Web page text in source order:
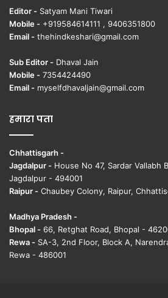
Editor - Satyam Mani Tiwari
Mobile - +919584614111 , 9406351800
Email - thehindkeshari@gmail.com
Sub Editor - Dhaval Jain
Mobile - 7354424490
Email - myselfdhavaljain@gmail.com
हमारा पता
Chhattisgarh -
Jagdalpur - House No 47, Sardar Vallabh
Jagdalpur - 494001
Raipur - Chaubey Colony, Raipur,
Madhya Pradesh -
Bhopal - 66, Retghat Road, Bhopal -
Rewa - SA-3, 2nd Floor, Block A,
Rewa - 486001